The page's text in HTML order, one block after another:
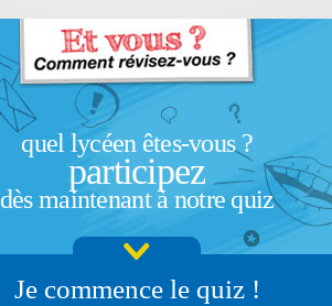
quel lycéen êtes-vous ?
participez
dès maintenant à notre quiz
Je commence le quiz !